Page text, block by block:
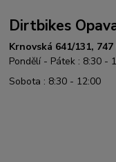
Dirtbikes
Krnovská 641/131,
Pondělí - Pátek : 8:30 -
Sobota : 8:30 - 12:00